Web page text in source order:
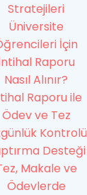
Stratejileri
Üniversite
İçin
Raporu
Nasıl Alınır?
Raporu ile
Ödev ve Tez
Kontrolü
Desteği
Makale ve
Ödevlerde